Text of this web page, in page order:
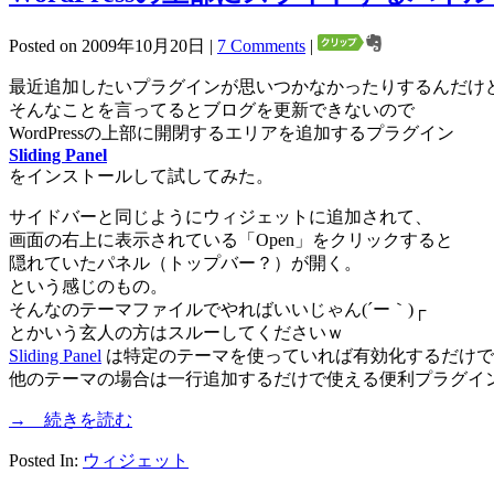
Posted on 2009年10月20日 | 7 Comments |
最近追加したいプラグインが思いつかなかったりするんだけ
そんなことを言ってるとブログを更新できないので
WordPressの上部に開閉するエリアを追加するプラグイン
Sliding Panel
をインストールして試してみた。
サイドバーと同じようにウィジェットに追加されて、
画面の右上に表示されている「Open」をクリックすると
隠れていたパネル（トップバー？）が開く。
という感じのもの。
そんなのテーマファイルでやればいいじゃん(´ー｀)┌
とかいう玄人の方はスルーしてくださいｗ
Sliding Panel は特定のテーマを使っていれば有効化するだけで
他のテーマの場合は一行追加するだけで使える便利プラグイ
→ 続きを読む
Posted In: ウィジェット